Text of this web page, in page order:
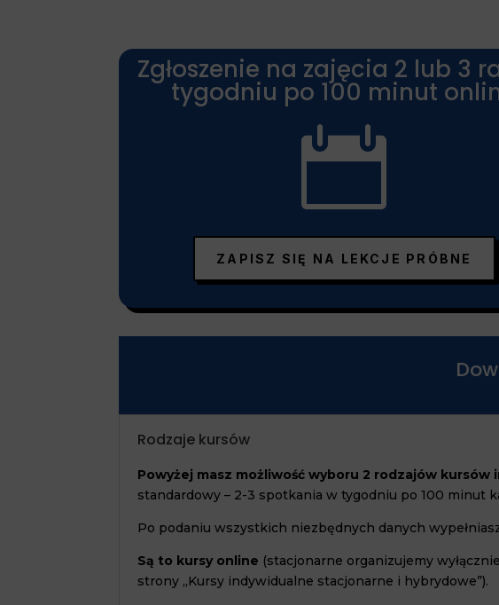
Zgłoszenie na zajęcia 2 lub 3
tygodniu po 100 minut

ZAPISZ SIĘ NA LEKCJE PRÓBNE
Rodzaje kursów
Powyżej masz możliwość wyboru 2 rodzajów
standardowy – 2-3 spotkania w tygodniu po 100 minut
Po podaniu wszystkich niezbędnych danych
Są to kursy online (stacjonarne organizujemy
strony „Kursy indywidualne stacjonarne i hybrydowe”).